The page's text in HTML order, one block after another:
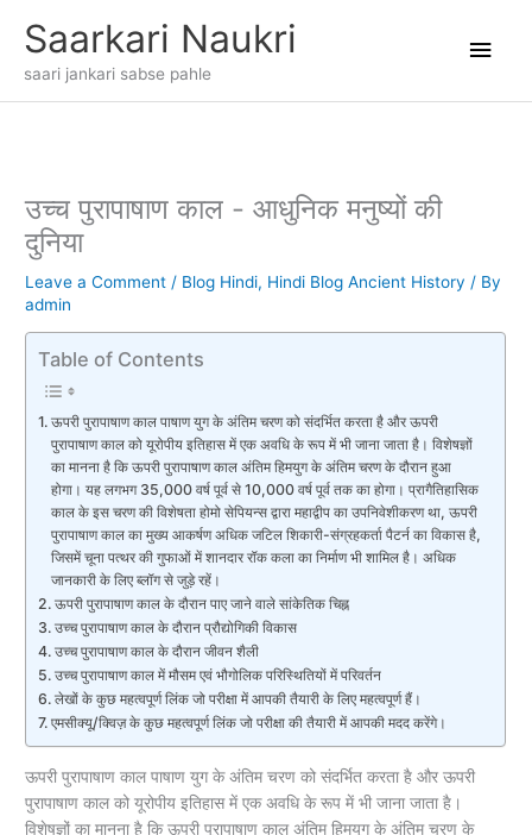
Saarkari Naukri
saari jankari sabse pahle
उच्च पुरापाषाण काल ​​- आधुनिक मनुष्यों की
दुनिया
Leave a Comment / Blog Hindi, Hindi Blog Ancient History / By
admin
Table of Contents
ऊपरी पुरापाषाण काल ​​पाषाण युग के अंतिम चरण को संदर्भित करता है और ऊपरी
पुरापाषाण काल ​​को यूरोपीय इतिहास में एक अवधि के रूप में भी जाना जाता है। विशेषज्ञों
का मानना ​​है कि ऊपरी पुरापाषाण काल ​​अंतिम हिमयुग के अंतिम चरण के दौरान हुआ
होगा। यह लगभग 35,000 वर्ष पूर्व से 10,000 वर्ष पूर्व तक का होगा। प्रागैतिहासिक
काल के इस चरण की विशेषता होमो सेपियन्स द्वारा महाद्वीप का उपनिवेशीकरण था, ऊपरी
पुरापाषाण काल ​​का मुख्य आकर्षण अधिक जटिल शिकारी-संग्रहकर्ता पैटर्न का विकास है,
जिसमें चूना पत्थर की गुफाओं में शानदार रॉक कला का निर्माण भी शामिल है। अधिक
जानकारी के लिए ब्लॉग से जुड़े रहें।
ऊपरी पुरापाषाण काल ​​के दौरान पाए जाने वाले सांकेतिक चिह्न
उच्च पुरापाषाण काल ​​के दौरान प्रौद्योगिकी विकास
उच्च पुरापाषाण काल ​​के दौरान जीवन शैली
उच्च पुरापाषाण काल ​​में मौसम एवं भौगोलिक परिस्थितियों में परिवर्तन
लेखों के कुछ महत्वपूर्ण लिंक जो परीक्षा में आपकी तैयारी के लिए महत्वपूर्ण हैं।
एमसीक्यू/क्विज़ के कुछ महत्वपूर्ण लिंक जो परीक्षा की तैयारी में आपकी मदद करेंगे।
ऊपरी पुरापाषाण काल ​​पाषाण युग के अंतिम चरण को संदर्भित करता है और ऊपरी
पुरापाषाण काल ​​को यूरोपीय इतिहास में एक अवधि के रूप में भी जाना जाता है।
विशेषज्ञों का मानना ​​है कि ऊपरी पुरापाषाण काल ​​अंतिम हिमयुग के अंतिम चरण के